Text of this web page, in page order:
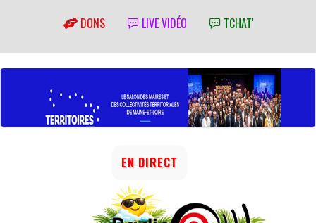
DONS LIVE VIDÉO TCHAT'
EN DIRECT